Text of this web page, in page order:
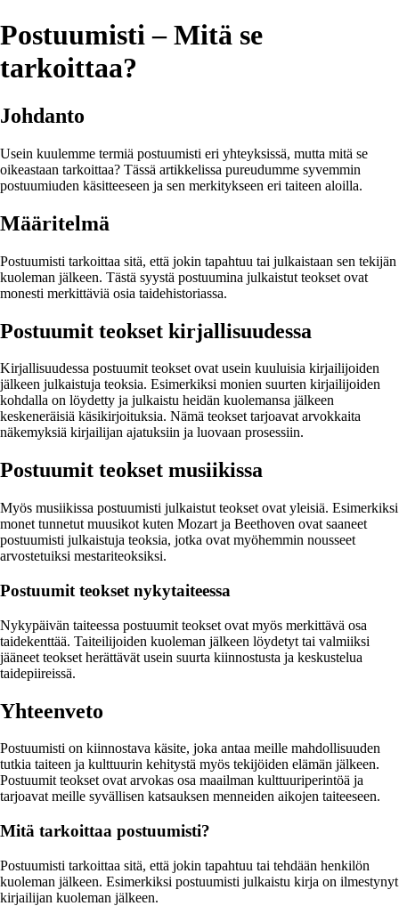
Postuumisti – Mitä se
tarkoittaa?
Johdanto
Usein kuulemme termiä postuumisti eri yhteyksissä, mutta mitä se
oikeastaan tarkoittaa? Tässä artikkelissa pureudumme syvemmin
postuumiuden käsitteeseen ja sen merkitykseen eri taiteen aloilla.
Määritelmä
Postuumisti tarkoittaa sitä, että jokin tapahtuu tai julkaistaan sen tekijän
kuoleman jälkeen. Tästä syystä postuumina julkaistut teokset ovat
monesti merkittäviä osia taidehistoriassa.
Postuumit teokset kirjallisuudessa
Kirjallisuudessa postuumit teokset ovat usein kuuluisia kirjailijoiden
jälkeen julkaistuja teoksia. Esimerkiksi monien suurten kirjailijoiden
kohdalla on löydetty ja julkaistu heidän kuolemansa jälkeen
keskeneräisiä käsikirjoituksia. Nämä teokset tarjoavat arvokkaita
näkemyksiä kirjailijan ajatuksiin ja luovaan prosessiin.
Postuumit teokset musiikissa
Myös musiikissa postuumisti julkaistut teokset ovat yleisiä. Esimerkiksi
monet tunnetut muusikot kuten Mozart ja Beethoven ovat saaneet
postuumisti julkaistuja teoksia, jotka ovat myöhemmin nousseet
arvostetuiksi mestariteoksiksi.
Postuumit teokset nykytaiteessa
Nykypäivän taiteessa postuumit teokset ovat myös merkittävä osa
taidekenttää. Taiteilijoiden kuoleman jälkeen löydetyt tai valmiiksi
jääneet teokset herättävät usein suurta kiinnostusta ja keskustelua
taidepiireissä.
Yhteenveto
Postuumisti on kiinnostava käsite, joka antaa meille mahdollisuuden
tutkia taiteen ja kulttuurin kehitystä myös tekijöiden elämän jälkeen.
Postuumit teokset ovat arvokas osa maailman kulttuuriperintöä ja
tarjoavat meille syvällisen katsauksen menneiden aikojen taiteeseen.
Mitä tarkoittaa postuumisti?
Postuumisti tarkoittaa sitä, että jokin tapahtuu tai tehdään henkilön
kuoleman jälkeen. Esimerkiksi postuumisti julkaistu kirja on ilmestynyt
kirjailijan kuoleman jälkeen.